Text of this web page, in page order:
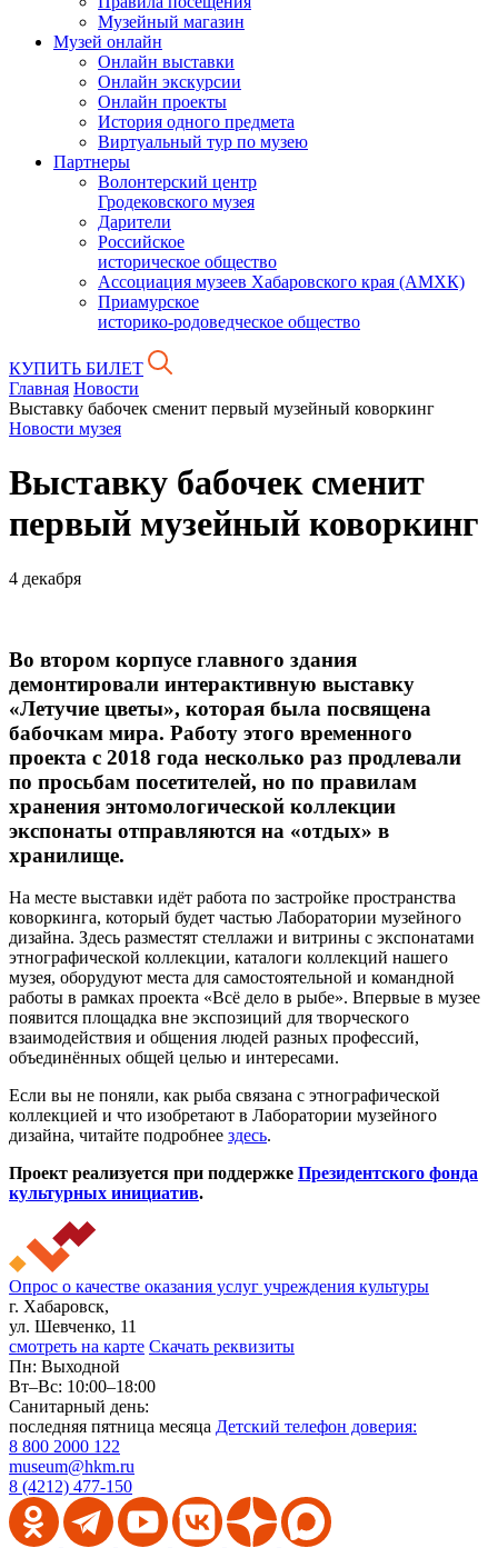
Музейный магазин
Музей онлайн
Онлайн выставки
Онлайн экскурсии
Онлайн проекты
История одного предмета
Виртуальный тур по музею
Партнеры
Волонтерский центр
Гродековского музея
Дарители
Российское
историческое общество
Ассоциация музеев Хабаровского края (АМХК)
Приамурское
историко-родоведческое общество
КУПИТЬ БИЛЕТ
Главная Новости
Выставку бабочек сменит первый музейный коворкинг
Новости музея
Выставку бабочек сменит
первый музейный коворкинг
4 декабря
Во втором корпусе главного здания
демонтировали интерактивную выставку
«Летучие цветы», которая была посвящена
бабочкам мира. Работу этого временного
проекта с 2018 года несколько раз продлевали
по просьбам посетителей, но по правилам
хранения энтомологической коллекции
экспонаты отправляются на «отдых» в
хранилище.
На месте выставки идёт работа по застройке пространства
коворкинга, который будет частью Лаборатории музейного
дизайна. Здесь разместят стеллажи и витрины с экспонатами
этнографической коллекции, каталоги коллекций нашего
музея, оборудуют места для самостоятельной и командной
работы в рамках проекта «Всё дело в рыбе». Впервые в музее
появится площадка вне экспозиций для творческого
взаимодействия и общения людей разных профессий,
объединённых общей целью и интересами.
Если вы не поняли, как рыба связана с этнографической
коллекцией и что изобретают в Лаборатории музейного
дизайна, читайте подробнее здесь.
Проект реализуется при поддержке Президентского фонда
культурных инициатив.
Опрос о качестве оказания услуг учреждения культуры
г. Хабаровск,
ул. Шевченко, 11
смотреть на карте Скачать реквизиты
Пн: Выходной
Вт–Вс: 10:00–18:00
Санитарный день:
последняя пятница месяца Детский телефон доверия:
8 800 2000 122
museum@hkm.ru
8 (4212) 477-150